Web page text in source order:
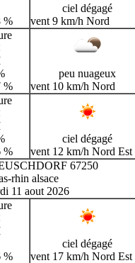
%
ciel dégagé
vent 9 km/h Nord
%
peu nuageux
vent 10 km/h Nord
%
ciel dégagé
vent 12 km/h Nord Est
67250
rhin alsace
11 aout 2026
%
ciel dégagé
vent 17 km/h Nord Est